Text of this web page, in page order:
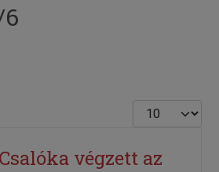
Tételek #
végzett az